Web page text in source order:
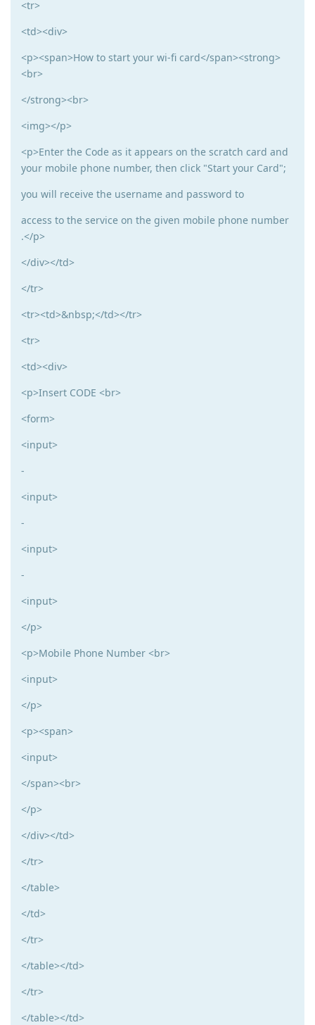
<tr>
<td><div>
<p><span>How to start your wi-fi card</span><strong>
<br>
</strong><br>
<img></p>
<p>Enter the Code as it appears on the scratch card and
your mobile phone number, then click "Start your Card";
you will receive the username and password to
access to the service on the given mobile phone number
.</p>
</div></td>
</tr>
<tr><td>&nbsp;</td></tr>
<tr>
<td><div>
<p>Insert CODE <br>
<form>
<input>
-
<input>
-
<input>
-
<input>
</p>
<p>Mobile Phone Number <br>
<input>
</p>
<p><span>
<input>
</span><br>
</p>
</div></td>
</tr>
</table>
</td>
</tr>
</table></td>
</tr>
</table></td>